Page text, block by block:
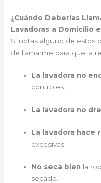
¿Cuándo Deberías
Lavadoras a Domicilio
Si notas alguno de estos
de llamarme para que la
La lavadora no
controles.
La lavadora no
La lavadora hace
excesivas.
No seca bien la
secado.